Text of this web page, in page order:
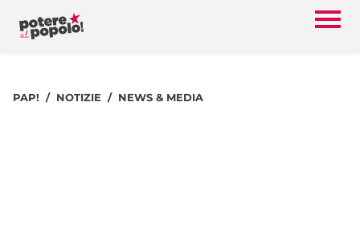
PAP! NOTIZIE NEWS & MEDIA